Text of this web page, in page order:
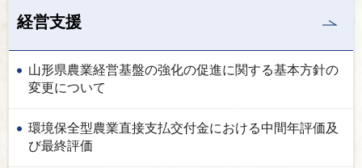
経営支援
山形県農業経営基盤の強化の促進に関する基本方針の
変更について
環境保全型農業直接支払交付金における中間年評価及
び最終評価